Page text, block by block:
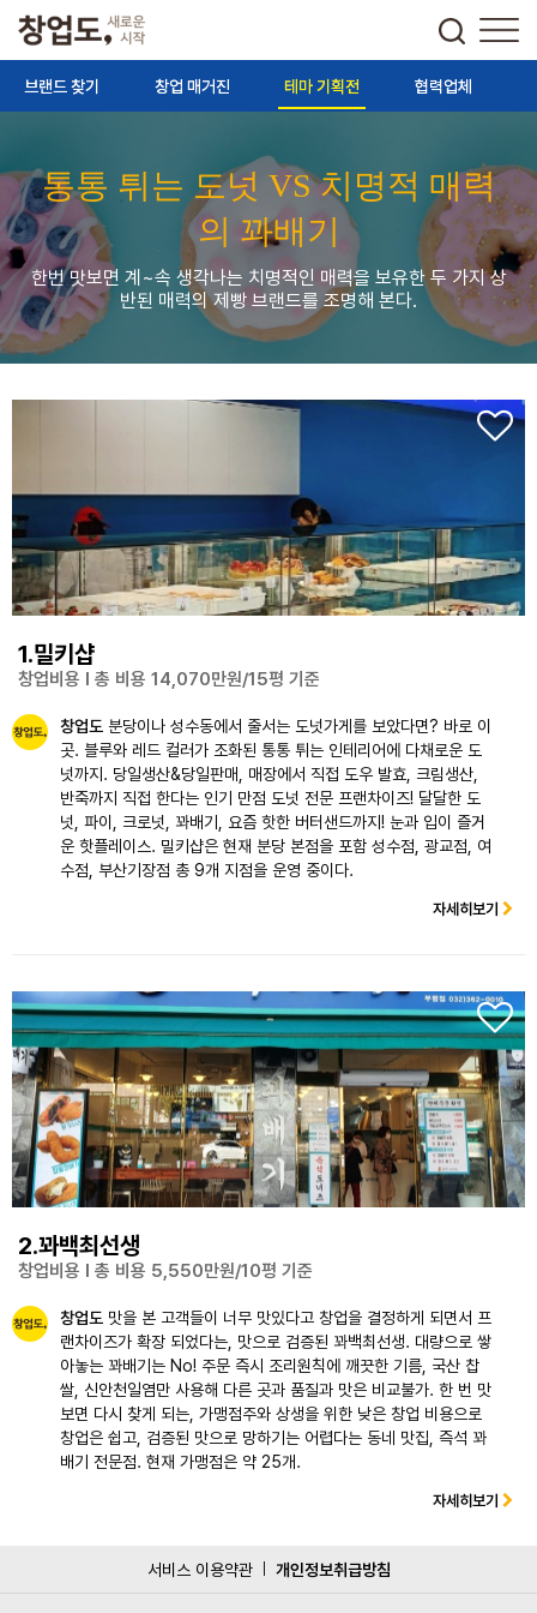
브랜드 찾기 창업 매거진 테마 기획전 협력업체
통통 튀는 도넛 VS 치명적 매력
의 꽈배기
한번 맛보면 계~속 생각나는 치명적인 매력을 보유한 두 가지 상
반된 매력의 제빵 브랜드를 조명해 본다.
1.밀키샵
창업비용 l 총 비용 14,070만원/15평 기준
창업도 분당이나 성수동에서 줄서는 도넛가게를 보았다면? 바로 이
곳. 블루와 레드 컬러가 조화된 통통 튀는 인테리어에 다채로운 도
넛까지. 당일생산&당일판매, 매장에서 직접 도우 발효, 크림생산,
반죽까지 직접 한다는 인기 만점 도넛 전문 프랜차이즈! 달달한 도
넛, 파이, 크로넛, 꽈배기, 요즘 핫한 버터샌드까지! 눈과 입이 즐거
운 핫플레이스. 밀키샵은 현재 분당 본점을 포함 성수점, 광교점, 여
수점, 부산기장점 총 9개 지점을 운영 중이다.
자세히보기
2.꽈백최선생
창업비용 l 총 비용 5,550만원/10평 기준
창업도 맛을 본 고객들이 너무 맛있다고 창업을 결정하게 되면서 프
랜차이즈가 확장 되었다는, 맛으로 검증된 꽈백최선생. 대량으로 쌓
아놓는 꽈배기는 No! 주문 즉시 조리원칙에 깨끗한 기름, 국산 찹
쌀, 신안천일염만 사용해 다른 곳과 품질과 맛은 비교불가. 한 번 맛
보면 다시 찾게 되는, 가맹점주와 상생을 위한 낮은 창업 비용으로
창업은 쉽고, 검증된 맛으로 망하기는 어렵다는 동네 맛집, 즉석 꽈
배기 전문점. 현재 가맹점은 약 25개.
자세히보기
서비스 이용약관 개인정보취급방침